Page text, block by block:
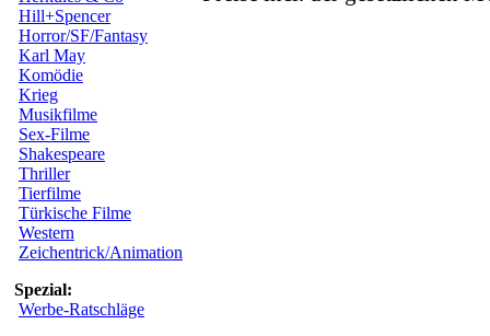
Hill+Spencer
Horror/SF/Fantasy
Karl May
Komödie
Krieg
Musikfilme
Sex-Filme
Shakespeare
Thriller
Tierfilme
Türkische Filme
Western
Zeichentrick/Animation
Spezial:
Werbe-Ratschläge